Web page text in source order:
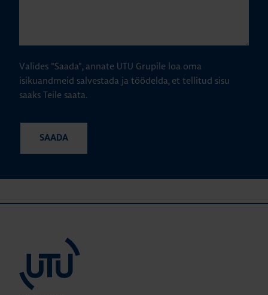
Valides "Saada", annate UTU Grupile loa oma
isikuandmeid salvestada ja töödelda, et tellitud sisu
saaks Teile saata.